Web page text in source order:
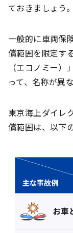
ておきましょう。
一般的に車両保
償範囲を限定す
（エコノミー
って、名称が異
東京海上ダイレ
償範囲は、以下